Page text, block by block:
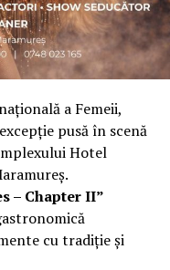
clujeancaCarmen
. Din această
Cluj-Napoca
Câteva dintre ele:
că a fi vizibilă
pe care o
Mesajul ei pentru
a Femeii,
pusă în scenă
Hotel
– Chapter II”
cu tradiție și